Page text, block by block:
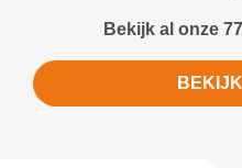
Bekijk al onze